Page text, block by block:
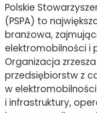
Polskie
(PSPA) to
branżowa,
elektromobilności i
Organizacja
przedsiębiorstw z
w
i infrastruktury,